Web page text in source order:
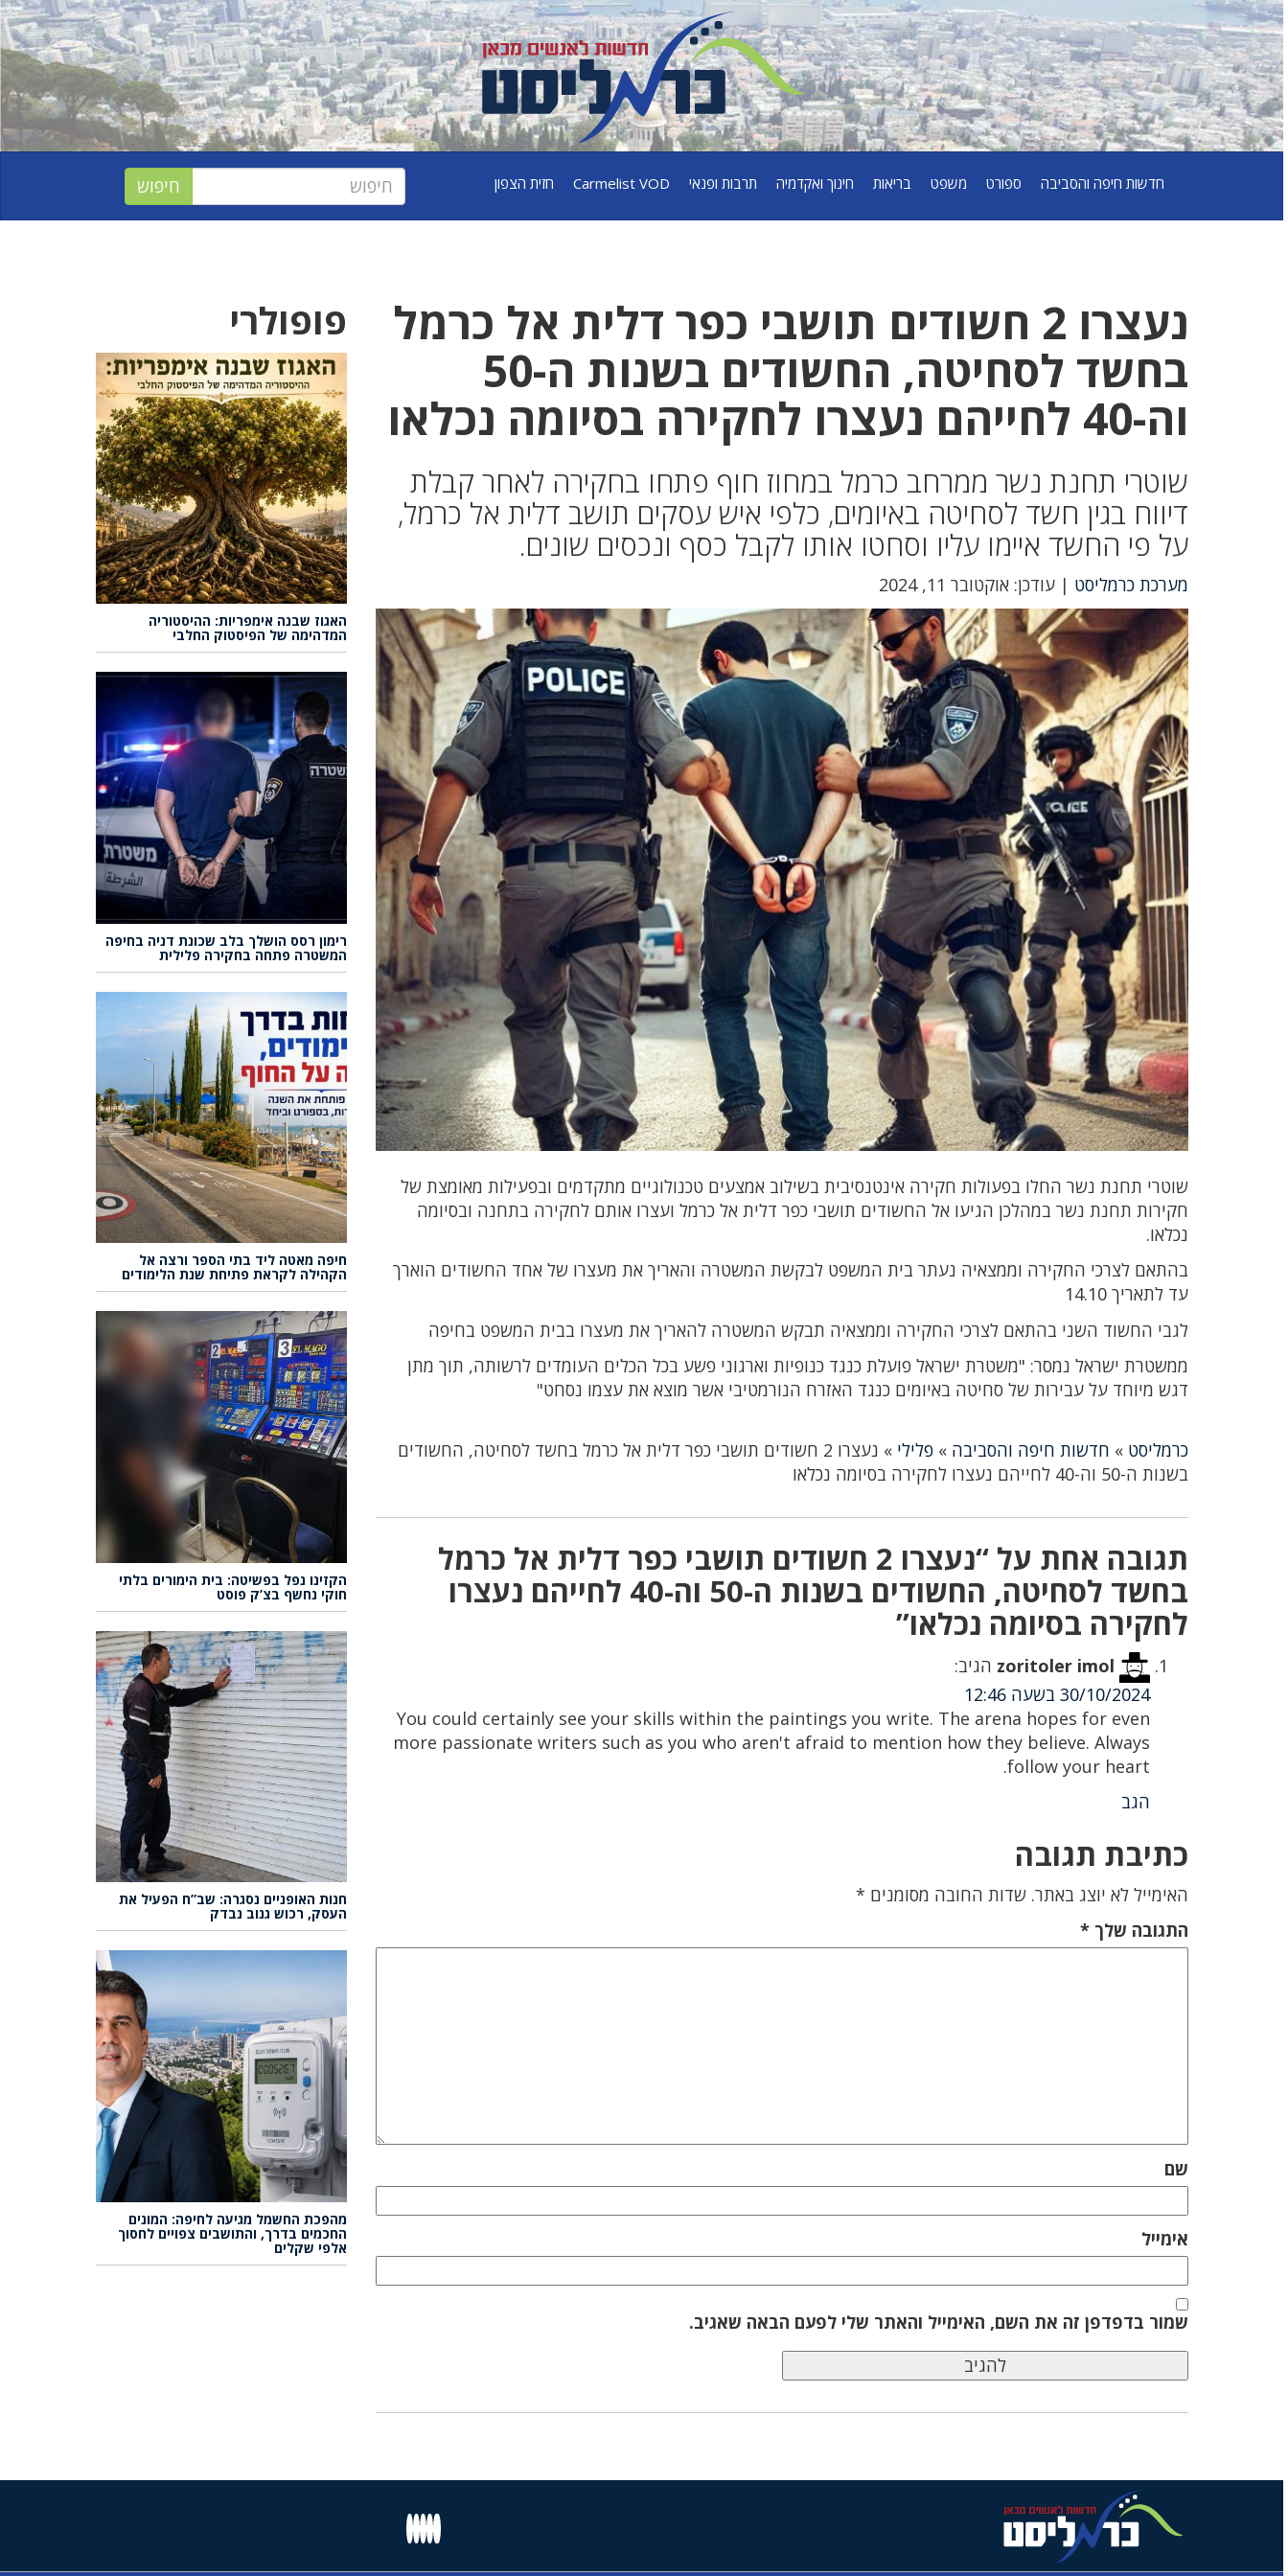
חדשות חיפה והסביבה ספורט משפט בריאות חינוך ואקדמיה תרבות ופנאי Carmelist VOD חזית הצפון
נעצרו 2 חשודים תושבי כפר דלית אל כרמל
בחשד לסחיטה, החשודים בשנות ה-50
וה-40 לחייהם נעצרו לחקירה בסיומה נכלאו
שוטרי תחנת נשר ממרחב כרמל במחוז חוף פתחו בחקירה לאחר קבלת
דיווח בגין חשד לסחיטה באיומים, כלפי איש עסקים תושב דלית אל כרמל,
על פי החשד איימו עליו וסחטו אותו לקבל כסף ונכסים שונים.
מערכת כרמליסט | עודכן: אוקטובר 11, 2024
שוטרי תחנת נשר החלו בפעולות חקירה אינטנסיבית בשילוב אמצעים טכנולוגיים מתקדמים ובפעילות מאומצת של
חקירות תחנת נשר במהלכן הגיעו אל החשודים תושבי כפר דלית אל כרמל ועצרו אותם לחקירה בתחנה ובסיומה
נכלאו.
בהתאם לצרכי החקירה וממצאיה נעתר בית המשפט לבקשת המשטרה והאריך את מעצרו של אחד החשודים הוארך
עד לתאריך 14.10
לגבי החשוד השני בהתאם לצרכי החקירה וממצאיה תבקש המשטרה להאריך את מעצרו בבית המשפט בחיפה
ממשטרת ישראל נמסר: "משטרת ישראל פועלת כנגד כנופיות וארגוני פשע בכל הכלים העומדים לרשותה, תוך מתן
דגש מיוחד על עבירות של סחיטה באיומים כנגד האזרח הנורמטיבי אשר מוצא את עצמו נסחט"
כרמליסט » חדשות חיפה והסביבה »פלילי »
נעצרו 2 חשודים תושבי כפר דלית אל כרמל בחשד לסחיטה, החשודים
בשנות ה-50 וה-40 לחייהם נעצרו לחקירה בסיומה נכלאו
תגובה אחת על “נעצרו 2 חשודים תושבי כפר דלית אל כרמל
בחשד לסחיטה, החשודים בשנות ה-50 וה-40 לחייהם נעצרו
לחקירה בסיומה נכלאו”
zoritoler imol הגיב:
30/10/2024 בשעה 12:46
You could certainly see your skills within the paintings you write. The arena hopes for even
more passionate writers such as you who aren't afraid to mention how they believe. Always
follow your heart.
הגב
כתיבת תגובה
האימייל לא יוצג באתר. שדות החובה מסומנים *
התגובה שלך*
שם
אימייל
שמור בדפדפן זה את השם, האימייל והאתר שלי לפעם הבאה שאגיב.
פופולרי
האגוז שבנה אימפריות: ההיסטוריה
המדהימה של הפיסטוק החלבי
רימון רסס הושלך בלב שכונת דניה בחיפה
המשטרה פתחה בחקירה פלילית
חיפה מאטה ליד בתי הספר ורצה אל
הקהילה לקראת פתיחת שנת הלימודים
הקזינו נפל בפשיטה: בית הימורים בלתי
חוקי נחשף בצ’ק פוסט
חנות האופניים נסגרה: שב”ח הפעיל את
העסק, רכוש גנוב נבדק
מהפכת החשמל מגיעה לחיפה: המונים
החכמים בדרך, והתושבים צפויים לחסוך
אלפי שקלים